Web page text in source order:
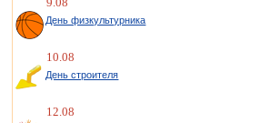
День физкультурника
10.08
День строителя
12.08